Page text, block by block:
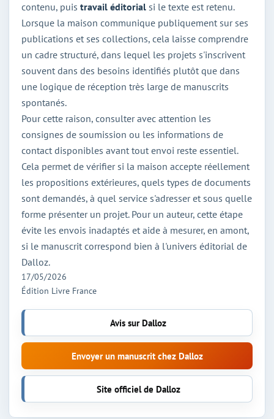
contenu, puis travail éditorial si le texte est retenu.
Lorsque la maison communique publiquement sur ses
publications et ses collections, cela laisse comprendre
un cadre structuré, dans lequel les projets s'inscrivent
souvent dans des besoins identifiés plutôt que dans
une logique de réception très large de manuscrits
spontanés.
Pour cette raison, consulter avec attention les
consignes de soumission ou les informations de
contact disponibles avant tout envoi reste essentiel.
Cela permet de vérifier si la maison accepte réellement
les propositions extérieures, quels types de documents
sont demandés, à quel service s'adresser et sous quelle
forme présenter un projet. Pour un auteur, cette étape
évite les envois inadaptés et aide à mesurer, en amont,
si le manuscrit correspond bien à l'univers éditorial de
Dalloz.
17/05/2026
Édition Livre France
Avis sur Dalloz
Envoyer un manuscrit chez Dalloz
Site officiel de Dalloz